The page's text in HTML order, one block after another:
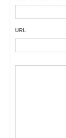
URL